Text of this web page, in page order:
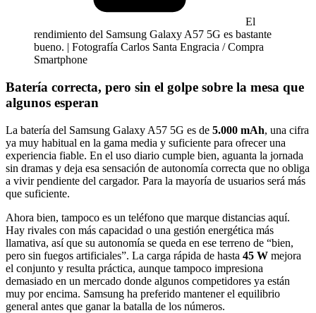
El
rendimiento del Samsung Galaxy A57 5G es bastante
bueno. | Fotografía Carlos Santa Engracia / Compra
Smartphone
Batería correcta, pero sin el golpe sobre la mesa que
algunos esperan
La batería del Samsung Galaxy A57 5G es de 5.000 mAh, una cifra
ya muy habitual en la gama media y suficiente para ofrecer una
experiencia fiable. En el uso diario cumple bien, aguanta la jornada
sin dramas y deja esa sensación de autonomía correcta que no obliga
a vivir pendiente del cargador. Para la mayoría de usuarios será más
que suficiente.
Ahora bien, tampoco es un teléfono que marque distancias aquí.
Hay rivales con más capacidad o una gestión energética más
llamativa, así que su autonomía se queda en ese terreno de “bien,
pero sin fuegos artificiales”. La carga rápida de hasta 45 W mejora
el conjunto y resulta práctica, aunque tampoco impresiona
demasiado en un mercado donde algunos competidores ya están
muy por encima. Samsung ha preferido mantener el equilibrio
general antes que ganar la batalla de los números.